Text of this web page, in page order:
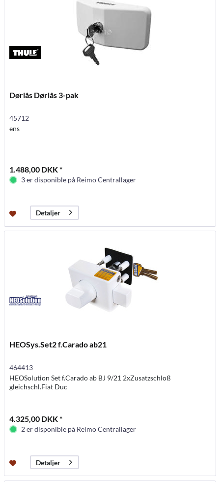
Dørlås Dørlås 3-pak
45712
ens
1.488,00 DKK *
3 er disponible på Reimo Centrallager
Detaljer
HEOSys.Set2 f.Carado ab21
464413
HEOSolution Set f.Carado ab BJ 9/21 2xZusatzschloß
gleichschl.Fiat Duc
4.325,00 DKK *
2 er disponible på Reimo Centrallager
Detaljer